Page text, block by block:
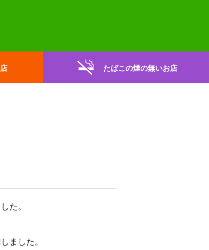
たばこの煙の無いお店
た。
ました。